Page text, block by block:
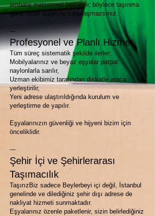
ambalaj malzemesi belirlenir, böylece taşınma
günü hiçbir sürprizle karşılaşmazsınız.
---
Profesyonel ve Planlı Hizmet
Tüm süreç sistematik şekilde ilerler:
Mobilyalarınız ve beyaz eşyalar patpat
naylonlarla sarılır,
Uzman ekibimiz tarafından dikkatle araca
yerleştirilir,
Yeni adrese ulaştırıldığında kurulum ve
yerleştirme de yapılır.
Eşyalarınızın güvenliği ve hijyeni bizim için
önceliklidir.
---
Şehir İçi ve Şehirlerarası
Taşımacılık
TaşırızBiz sadece Beylerbeyi içi değil, İstanbul
genelinde ve dilediğiniz şehir dışı adrese de
nakliyat hizmeti sunmaktadır.
Eşyalarınız özenle paketlenir, sizin belirlediğiniz